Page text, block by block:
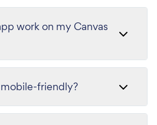
work on my Canvas
friendly?